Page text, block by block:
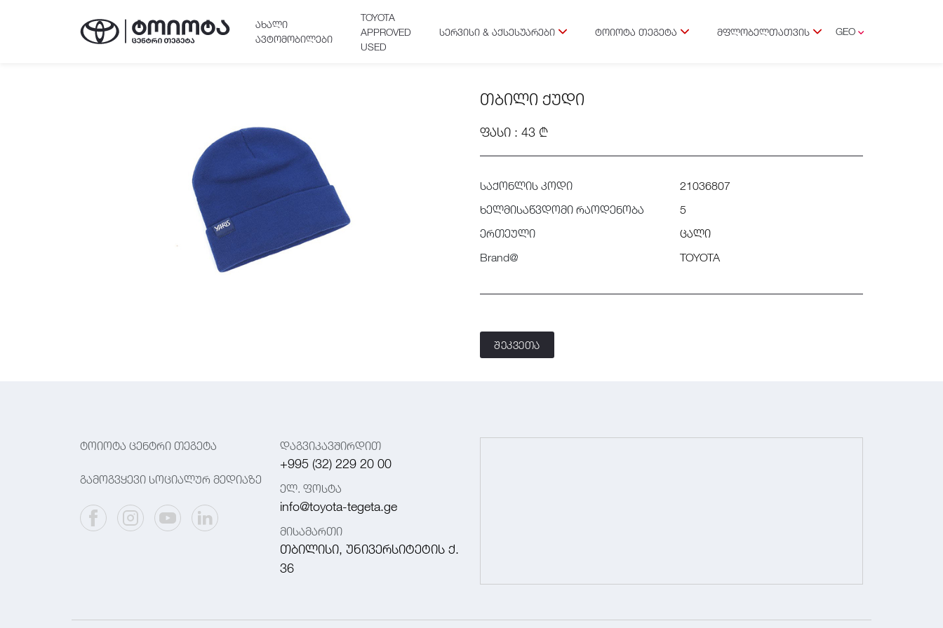
ᲐᲮᲐᲚᲘ
ᲐᲕᲢᲝᲛᲝᲑᲘᲚᲔᲑᲘ
TOYOTA
APPROVED
USED
ᲡᲔᲠᲕᲘᲡᲘ & ᲐᲥᲡᲔᲡᲣᲐᲠᲔᲑᲘ ᲢᲝᲘᲝᲢᲐ ᲗᲔᲒᲔᲢᲐ ᲛᲤᲚᲝᲑᲔᲚᲗᲐᲗᲕᲘᲡ
GEO
ᲗᲑᲘᲚᲘ ᲥᲣᲓᲘ
ᲤᲐᲡᲘ : 43 ₾
საქონლის კოდი
21036807
ხელმისაწვდომი რაოდენობა
5
ერთეული
ცალი
Brand@
TOYOTA
შეკვეთა
ტოიოტა ცენტრი თეგეტა
გამოგვყევი სოციალურ მედიაზე
დაგვიკავშირდით
+995 (32) 229 20 00
ელ. ფოსტა
info@toyota-tegeta.ge
მისამართი
თბილისი, უნივერსიტეტის ქ.
36